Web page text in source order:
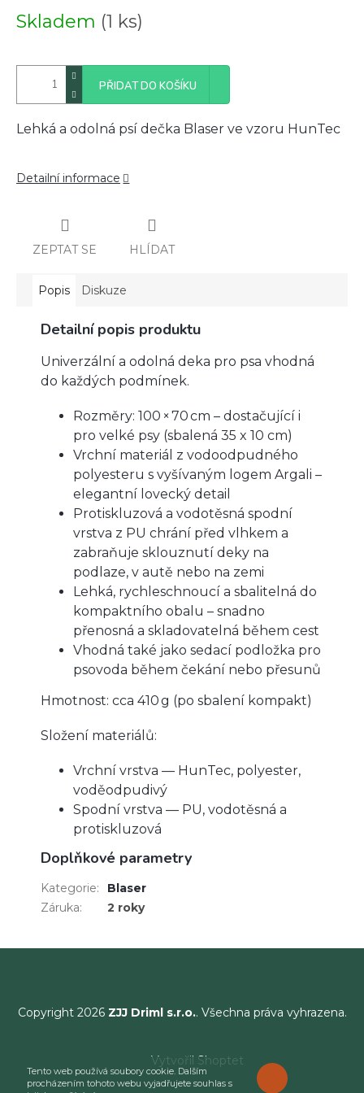
Tento web používá soubory cookie. Dalším
procházením tohoto webu vyjadřujete souhlas s
ROZUMÍM
cena:
Skladem (1 ks)
PŘIDAT DO KOŠÍKU
Lehká a odolná psí dečka Blaser ve vzoru HunTec
Detailní informace
ZEPTAT SE HLÍDAT
Popis Diskuze
Detailní popis produktu
Univerzální a odolná deka pro psa vhodná
do každých podmínek.
Rozměry: 100 × 70 cm – dostačující i
pro velké psy (sbalená 35 x 10 cm)
Vrchní materiál z vodoodpudného
polyesteru s vyšívaným logem Argali –
elegantní lovecký detail
Protiskluzová a vodotěsná spodní
vrstva z PU chrání před vlhkem a
zabraňuje sklouznutí deky na
podlaze, v autě nebo na zemi
Lehká, rychleschnoucí a sbalitelná do
kompaktního obalu – snadno
přenosná a skladovatelná během cest
Vhodná také jako sedací podložka pro
psovoda během čekání nebo přesunů
Hmotnost: cca 410 g (po sbalení kompakt)
Složení materiálů:
Vrchní vrstva — HunTec, polyester,
voděodpudivý
Spodní vrstva — PU, vodotěsná a
protiskluzová
Doplňkové parametry
Kategorie:
Blaser
Záruka: 2 roky
Copyright 2026 ZJJ Driml s.r.o.. Všechna práva vyhrazena.
Vytvořil Shoptet